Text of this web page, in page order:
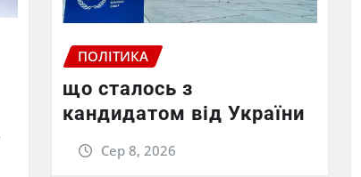
ПОЛІТИКА
що сталось з
кандидатом від України
Сер 8, 2026